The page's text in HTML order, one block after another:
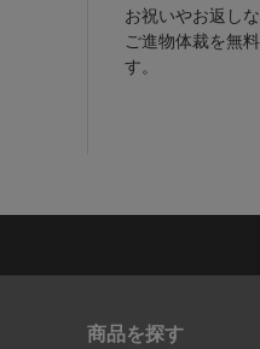
お祝いやお返し
ご進物体裁を無
す。
商品を探す